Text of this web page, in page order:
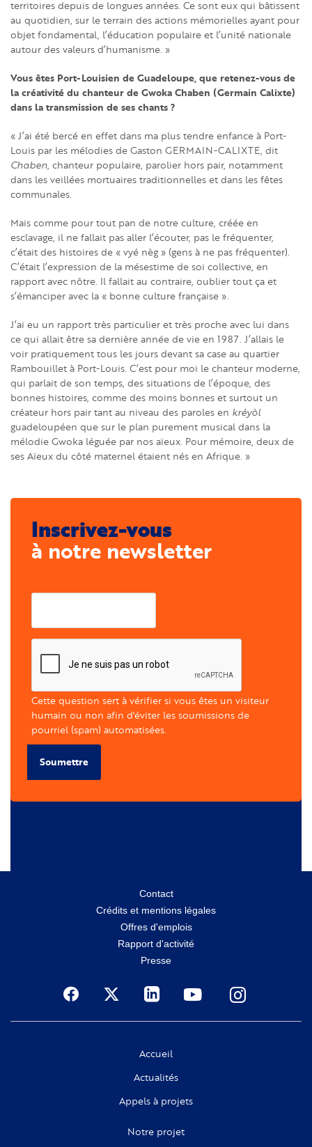
territoires depuis de longues années. Ce sont eux qui bâtissent
au quotidien, sur le terrain des actions mémorielles ayant pour
objet fondamental, l’éducation populaire et l’unité nationale
autour des valeurs d’humanisme. »
Vous êtes Port-Louisien de Guadeloupe, que retenez-vous de
la créativité du chanteur de Gwoka Chaben (Germain Calixte)
dans la transmission de ses chants ?
« J’ai été bercé en effet dans ma plus tendre enfance à Port-
Louis par les mélodies de Gaston GERMAIN-CALIXTE, dit
Chaben, chanteur populaire, parolier hors pair, notamment
dans les veillées mortuaires traditionnelles et dans les fêtes
communales.
Mais comme pour tout pan de notre culture, créée en
esclavage, il ne fallait pas aller l’écouter, pas le fréquenter,
c’était des histoires de « vyé nèg » (gens à ne pas fréquenter).
C’était l’expression de la mésestime de soi collective, en
rapport avec nôtre. Il fallait au contraire, oublier tout ça et
s’émanciper avec la « bonne culture française ».
J’ai eu un rapport très particulier et très proche avec lui dans
ce qui allait être sa dernière année de vie en 1987. J’allais le
voir pratiquement tous les jours devant sa case au quartier
Rambouillet à Port-Louis. C’est pour moi le chanteur moderne,
qui parlait de son temps, des situations de l’époque, des
bonnes histoires, comme des moins bonnes et surtout un
créateur hors pair tant au niveau des paroles en kréyòl
guadeloupéen que sur le plan purement musical dans la
mélodie Gwoka léguée par nos aïeux. Pour mémoire, deux de
ses Aïeux du côté maternel étaient nés en Afrique. »
Inscrivez-vous
à notre newsletter
Cette question sert à vérifier si vous êtes un visiteur
humain ou non afin d'éviter les soumissions de
pourriel (spam) automatisées.
Soumettre
Contact
Crédits et mentions légales
Offres d'emplois
Rapport d'activité
Presse
Social
Accueil
Actualités
Appels à projets
Notre projet